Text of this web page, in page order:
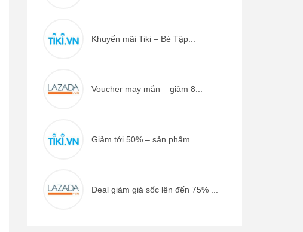
Khuyến mãi Tiki – Bé Tập...
Voucher may mắn – giảm 8...
Giảm tới 50% – sản phẩm ...
Deal giảm giá sốc lên đến 75% ...